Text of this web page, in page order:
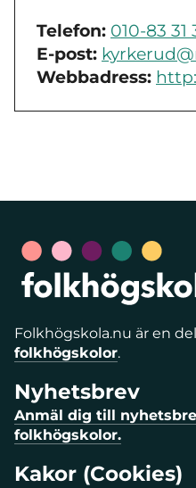
Telefon: 010-83 31
E-post:
Webbadress:
Folkhögskola.nu är en
folkhögskolor.
Nyhetsbrev
Anmäl dig till
folkhögskolor.
Kakor (Cookies)